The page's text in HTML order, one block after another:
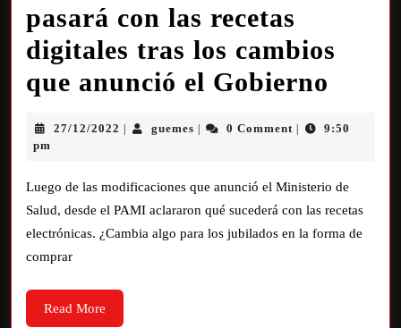
pasará con las recetas
digitales tras los cambios
que anunció el Gobierno
27/12/2022 guemes 0 Comment
9:50
pm
Luego de las modificaciones que anunció el Ministerio de
Salud, desde el PAMI aclararon qué sucederá con las recetas
electrónicas. ¿Cambia algo para los jubilados en la forma de
comprar
Read More